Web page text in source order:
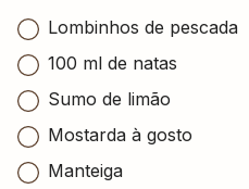
Lombinhos de pescada
100 ml de natas
Sumo de limão
Mostarda à gosto
Manteiga